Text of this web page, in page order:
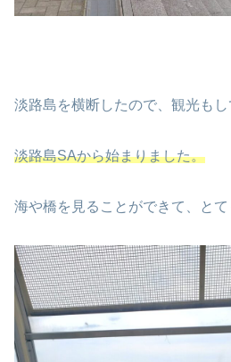
淡路島を横断したので、観光も
淡路島SAから始まりました。
海や橋を見ることができて、とて